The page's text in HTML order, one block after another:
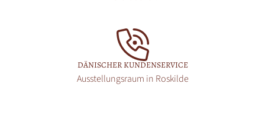
DÄNISCHER KUNDENSERVICE
Ausstellungsraum in Roskilde